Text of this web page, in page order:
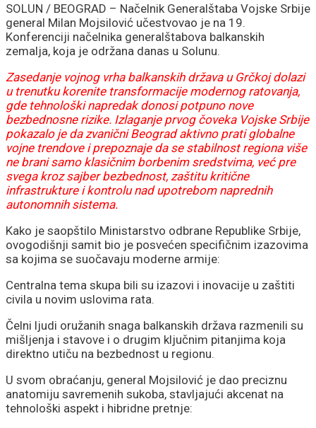
SOLUN / BEOGRAD – Načelnik Generalštaba Vojske Srbije
general Milan Mojsilović učestvovao je na 19.
Konferenciji načelnika generalštabova balkanskih
zemalja, koja je održana danas u Solunu.
Zasedanje vojnog vrha balkanskih država u Grčkoj dolazi
u trenutku korenite transformacije modernog ratovanja,
gde tehnološki napredak donosi potpuno nove
bezbednosne rizike. Izlaganje prvog čoveka Vojske Srbije
pokazalo je da zvanični Beograd aktivno prati globalne
vojne trendove i prepoznaje da se stabilnost regiona više
ne brani samo klasičnim borbenim sredstvima, već pre
svega kroz sajber bezbednost, zaštitu kritične
infrastrukture i kontrolu nad upotrebom naprednih
autonomnih sistema.
Kako je saopštilo Ministarstvo odbrane Republike Srbije,
ovogodišnji samit bio je posvećen specifičnim izazovima
sa kojima se suočavaju moderne armije:
Centralna tema skupa bili su izazovi i inovacije u zaštiti
civila u novim uslovima rata.
Čelni ljudi oružanih snaga balkanskih država razmenili su
mišljenja i stavove i o drugim ključnim pitanjima koja
direktno utiču na bezbednost u regionu.
U svom obraćanju, general Mojsilović je dao preciznu
anatomiju savremenih sukoba, stavljajući akcenat na
tehnološki aspekt i hibridne pretnje: